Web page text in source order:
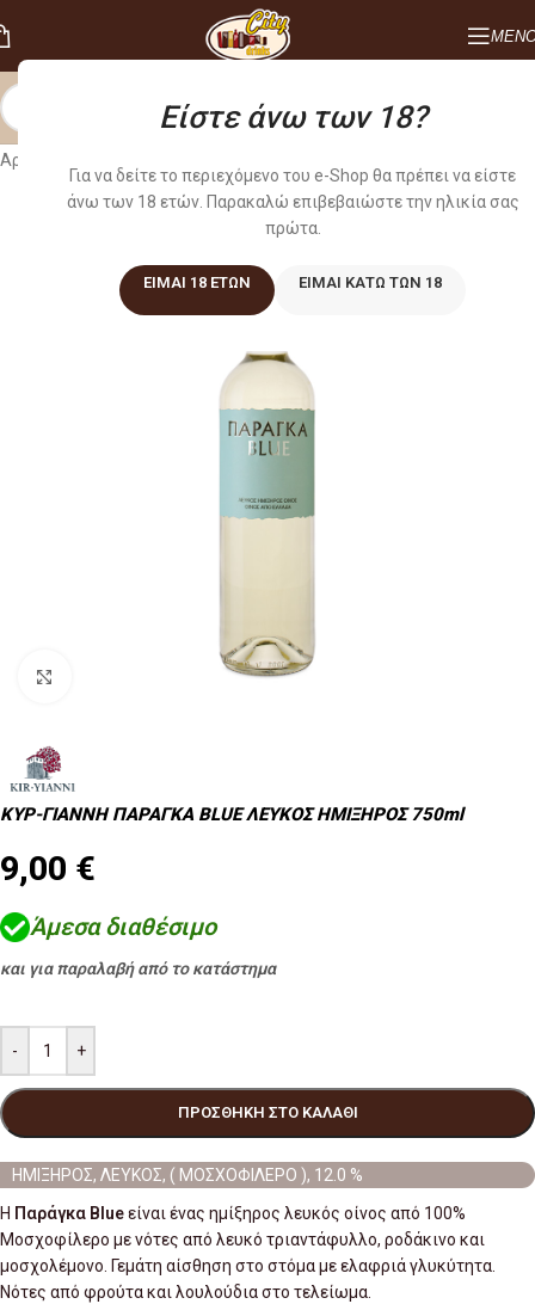
Είστε άνω των 18?
Για να δείτε το περιεχόμενο του e-Shop θα πρέπει να είστε
άνω των 18 ετών. Παρακαλώ επιβεβαιώστε την ηλικία σας
πρώτα.
ΕΊΜΑΙ 18 ΕΤΏΝ ΕΊΜΑΙ ΚΆΤΩ ΤΩΝ 18
Αρχική σελίδα
ΚΥΡ-ΓΙΑΝΝΗ ΠΑΡΑΓΚΑ BLUE ΛΕΥΚΟΣ ΗΜΙΞΗΡΟΣ 750ml
9,00 €
Άμεσα διαθέσιμο
και για παραλαβή από το κατάστημα
- +
ΠΡΟΣΘΉΚΗ ΣΤΟ ΚΑΛΆΘΙ
ΗΜΙΞΗΡΟΣ, ΛΕΥΚΟΣ, ( ΜΟΣΧΟΦΙΛΕΡΟ ), 12.0 %
Η Παράγκα Blueείναι ένας ημίξηρος λευκός οίνος από 100%
Μοσχοφίλερο με νότες από λευκό τριαντάφυλλο, ροδάκινο και
μοσχολέμονο. Γεμάτη αίσθηση στο στόμα με ελαφριά γλυκύτητα.
Νότες από φρούτα και λουλούδια στο τελείωμα.